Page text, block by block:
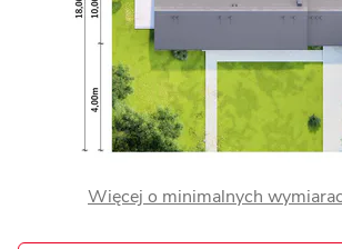
Więcej o minimalnych